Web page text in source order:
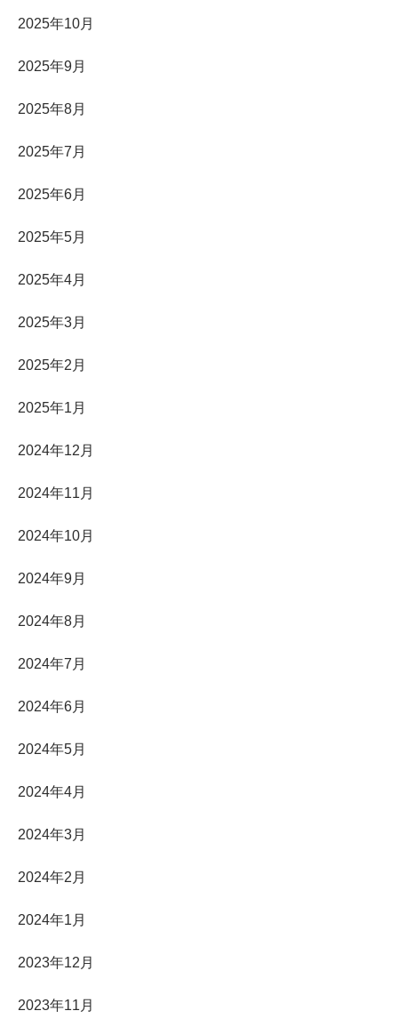
2025年10月
2025年9月
2025年8月
2025年7月
2025年6月
2025年5月
2025年4月
2025年3月
2025年2月
2025年1月
2024年12月
2024年11月
2024年10月
2024年9月
2024年8月
2024年7月
2024年6月
2024年5月
2024年4月
2024年3月
2024年2月
2024年1月
2023年12月
2023年11月